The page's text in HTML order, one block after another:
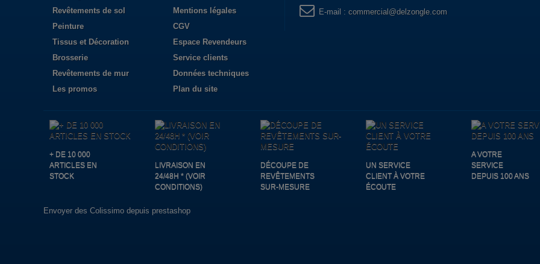
Revêtements de sol
Peinture
Tissus et Décoration
Brosserie
Revêtements de mur
Les promos
Mentions légales
CGV
Espace Revendeurs
Service clients
Données techniques
Plan du site
E-mail : commercial@delzongle.com
+ DE 10 000
ARTICLES EN
STOCK
LIVRAISON EN
24/48H * (VOIR
CONDITIONS)
DÉCOUPE DE
REVÊTEMENTS
SUR-MESURE
UN SERVICE
CLIENT À VOTRE
ÉCOUTE
A VOTRE
SERVICE
DEPUIS 100 ANS
Envoyer des Colissimo depuis prestashop